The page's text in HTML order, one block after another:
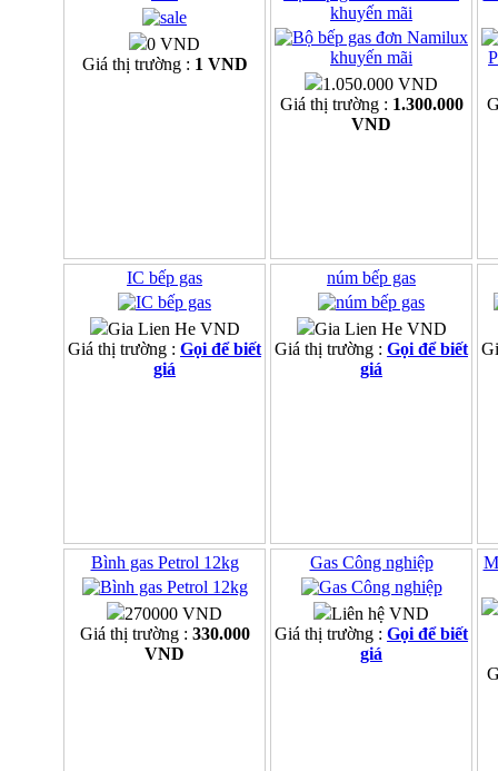
0 VND
Giá thị trường : 1 VND
khuyến mãi
1.050.000 VND
Giá thị trường : 1.300.000
VND
IC bếp gas
Gia Lien He VND
Giá thị trường : Gọi để biết
giá
núm bếp gas
Gia Lien He VND
Giá thị trường : Gọi để biết
giá
Bình gas Petrol 12kg
270000 VND
Giá thị trường : 330.000
VND
Gas Công nghiệp
Liên hệ VND
Giá thị trường : Gọi để biết
giá